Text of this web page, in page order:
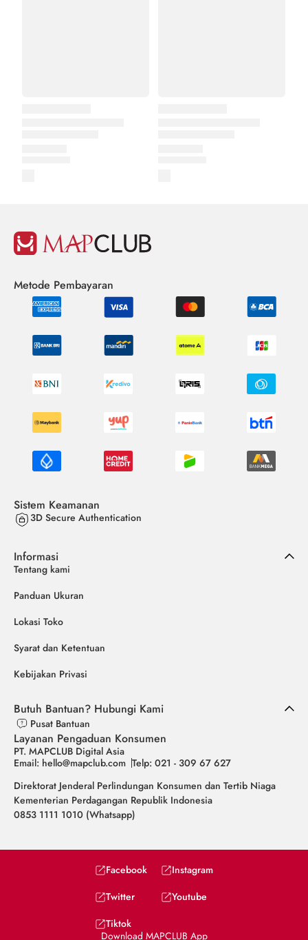
Metode Pembayaran
Sistem Keamanan
3D Secure Authentication
Informasi
Tentang kami
Panduan Ukuran
Lokasi Toko
Syarat dan Ketentuan
Kebijakan Privasi
Butuh Bantuan? Hubungi Kami
Pusat Bantuan
Layanan Pengaduan Konsumen
PT. MAPCLUB Digital Asia
Email: hello@mapclub.com Telp: 021 - 309 67 627
Direktorat Jenderal Perlindungan Konsumen dan Tertib Niaga
Kementerian Perdagangan Republik Indonesia
0853 1111 1010 (Whatsapp)
Facebook
Instagram
Twitter
Youtube
Tiktok
Download MAPCLUB App